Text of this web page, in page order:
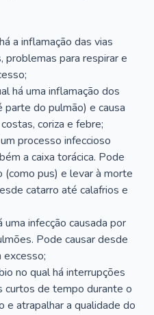
a inflamação das vias
problemas para respirar e
há uma inflamação dos
do pulmão) e causa
coriza e febre;
processo infeccioso
a caixa torácica. Pode
(como pus) e levar à morte
catarro até calafrios e
uma infecção causada por
Pode causar desde
no qual há interrupções
curtos de tempo durante o
e atrapalhar a qualidade do